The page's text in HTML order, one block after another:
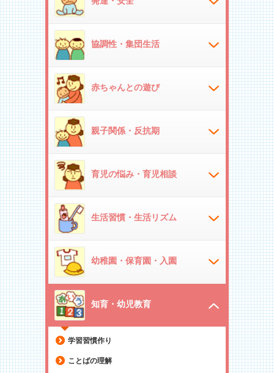
協調性・集団生活
赤ちゃんとの遊び
親子関係・反抗期
育児の悩み・育児相談
生活習慣・生活リズム
幼稚園・保育園・入園
知育・幼児教育
学習習慣作り
ことばの理解